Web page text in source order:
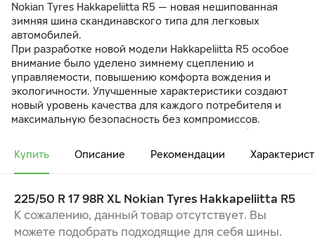
Nokian Tyres Hakkapeliitta R5 — новая нешипованная
зимняя шина скандинавского типа для легковых
автомобилей.
При разработке новой модели Hakkapeliitta R5 особое
внимание было уделено зимнему сцеплению и
управляемости, повышению комфорта вождения и
экологичности. Улучшенные характеристики создают
новый уровень качества для каждого потребителя и
максимальную безопасность без компромиссов.
Превосходное сцепление и управляемость обеспечены
сдвоенными шашками. Шина хорошо маневрирует на
льду благодаря уникальным частицам Arctic Grip.
БЕЗУПРЕЧНОЕ ЗИМНЕЕ СЦЕПЛЕНИЕ И
СБАЛАНСИРОВАННАЯ УПРАВЛЯЕМОСТЬ
МАКСИМАЛЬНЫЙ КОМФОРТ И ТИШИНА ВО ВРЕМЯ
Купить Описание Рекомендации
225/50 R 17 98R XL Nokian Tyres Hakkapeliitta R5
К сожалению, данный товар отсутствует. Вы
можете подобрать подходящие для себя шины.